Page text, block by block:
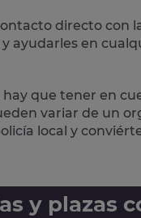
directo con
ayudarles en
que tener en
variar de un
local y
y plazas